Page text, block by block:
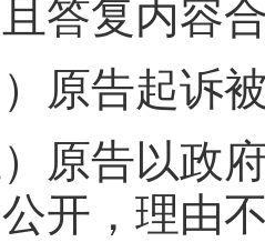
答复内容
告起诉被
告以政府
开，理由